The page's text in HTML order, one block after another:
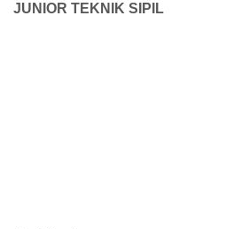
JUNIOR TEKNIK SIPIL